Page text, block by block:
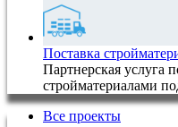
Поставка
Партнерская услуга
стройматериалами
Все проекты